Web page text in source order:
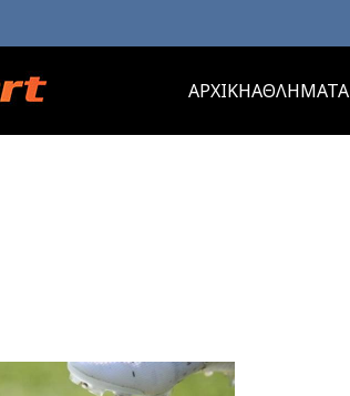
ΑΡΧΙΚΗΑΘΛΗΜΑΤΑ